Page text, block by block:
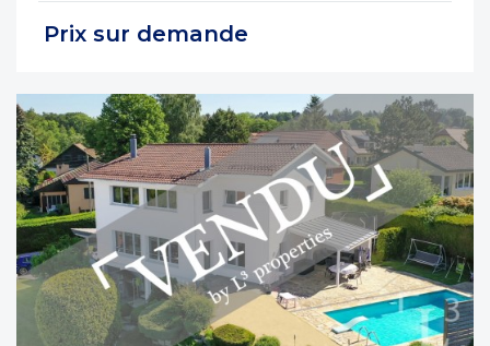
Prix sur demande